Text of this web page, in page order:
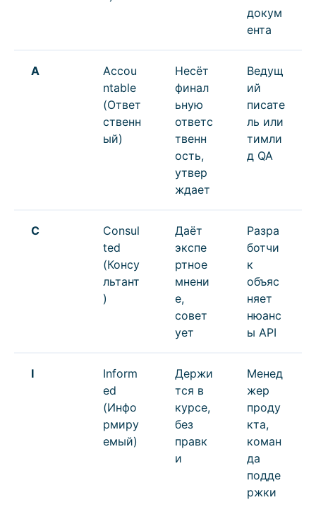
докум
ента
A
Accou
ntable
(Ответ
ственн
ый)
Несёт
финал
ьную
ответс
твенн
ость,
утвер
ждает
Ведущ
ий
писате
ль или
тимли
д QA
C
Consul
ted
(Консу
льтант
)
Даёт
экспе
ртное
мнени
е,
совет
ует
Разра
ботчи
к
объяс
няет
нюанс
ы API
I
Inform
ed
(Инфо
рмиру
емый)
Держи
тся в
курсе,
без
правк
и
Менед
жер
проду
кта,
коман
да
подде
ржки